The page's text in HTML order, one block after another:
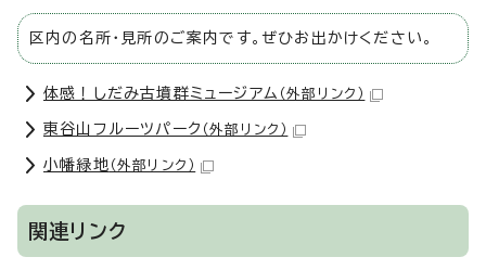
区内の名所・見所のご案内です。ぜひお出かけください。
体感！しだみ古墳群ミュージアム （外部リンク）
東谷山フルーツパーク （外部リンク）
小幡緑地 （外部リンク）
関連リンク